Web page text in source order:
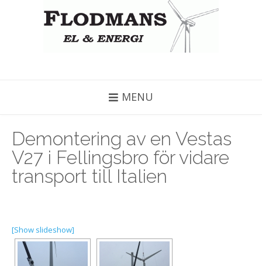
MENU
Demontering av en Vestas
V27 i Fellingsbro för vidare
transport till Italien
[Show slideshow]